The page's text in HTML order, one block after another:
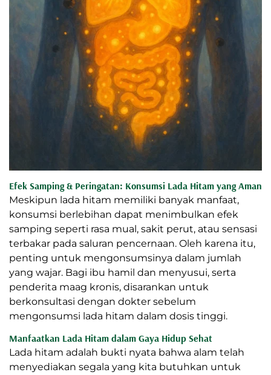
Efek Samping & Peringatan: Konsumsi Lada Hitam yang Aman
Meskipun lada hitam memiliki banyak manfaat,
konsumsi berlebihan dapat menimbulkan efek
samping seperti rasa mual, sakit perut, atau sensasi
terbakar pada saluran pencernaan. Oleh karena itu,
penting untuk mengonsumsinya dalam jumlah
yang wajar. Bagi ibu hamil dan menyusui, serta
penderita maag kronis, disarankan untuk
berkonsultasi dengan dokter sebelum
mengonsumsi lada hitam dalam dosis tinggi.
Manfaatkan Lada Hitam dalam Gaya Hidup Sehat
Lada hitam adalah bukti nyata bahwa alam telah
menyediakan segala yang kita butuhkan untuk